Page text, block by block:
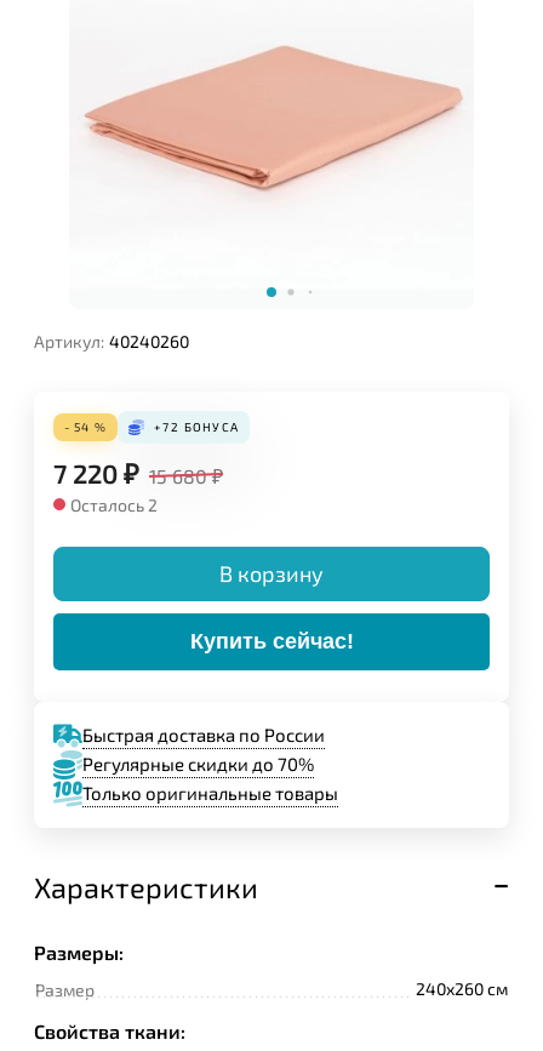
Артикул: 40240260
- 54 % +72 БОНУСА
7 220₽ 15 680 ₽
Осталось 2
В корзину
Купить сейчас!
Быстрая доставка по России
Регулярные скидки до 70%
Только оригинальные товары
Характеристики
Размеры:
Размер 240x260 см
Свойства ткани: